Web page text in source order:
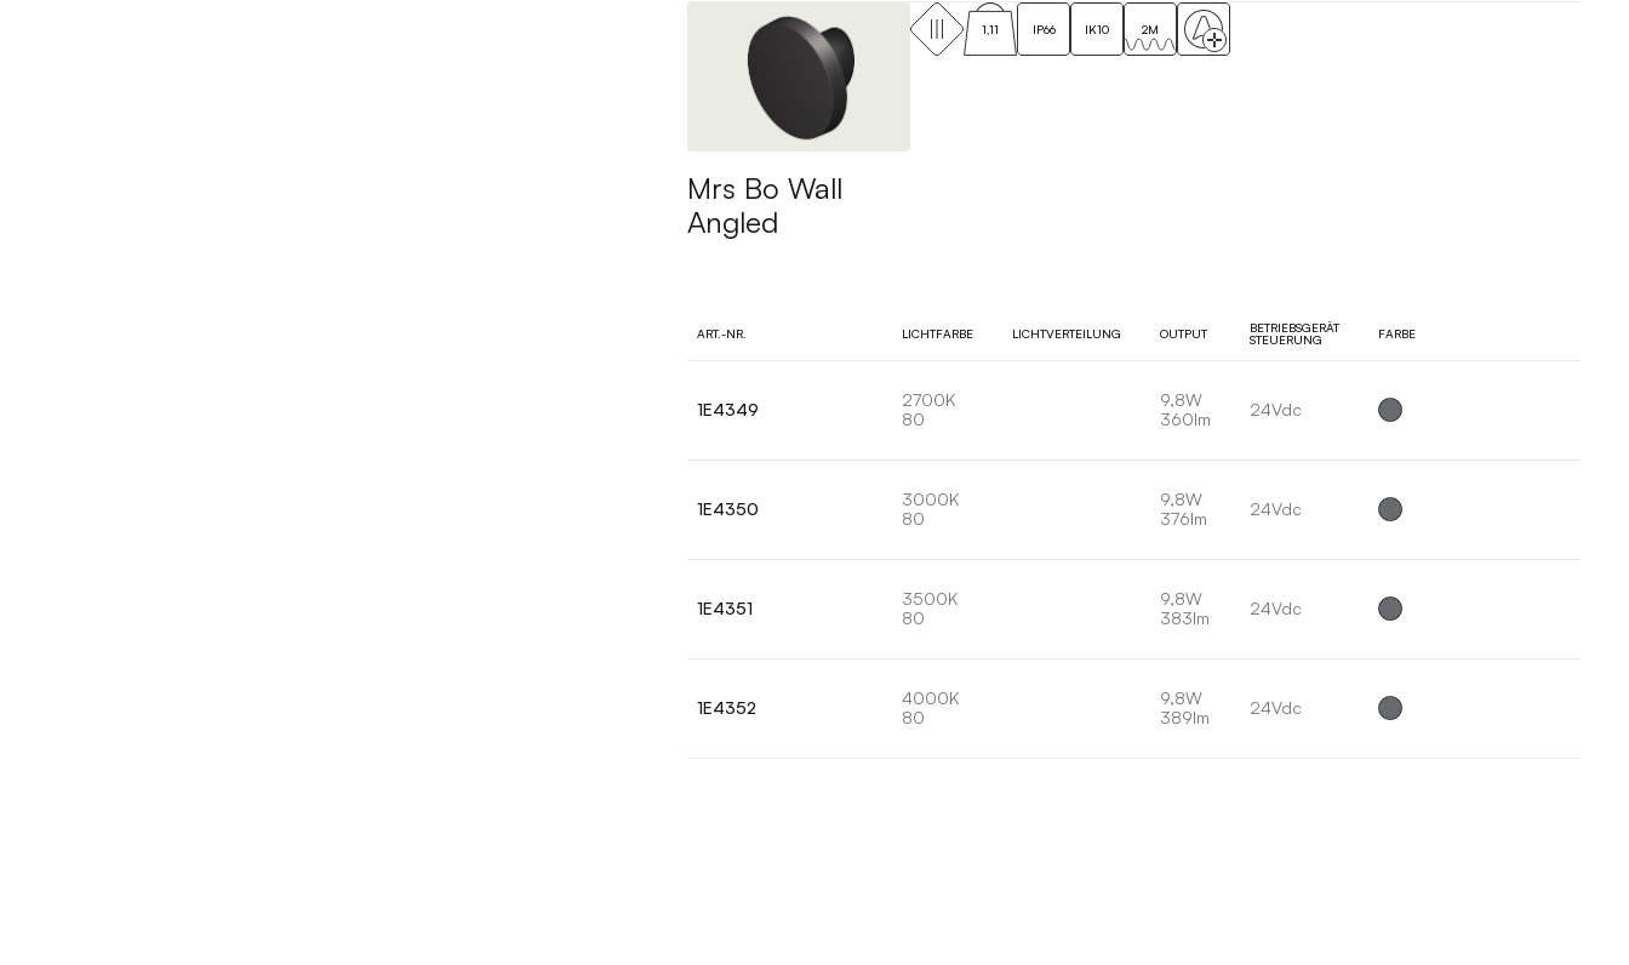
1,11 IP66 IK10 2M
Mrs Bo Wall
Angled
ART.-NR. LICHTFARBE LICHTVERTEILUNG OUTPUT
BETRIEBSGERÄT
STEUERUNG
FARBE
1E4349
2700K
80
9,8W
360lm
24Vdc
1E4350
3000K
80
9,8W
376lm
24Vdc
1E4351
3500K
80
9,8W
383lm
24Vdc
1E4352
4000K
80
9,8W
389lm
24Vdc